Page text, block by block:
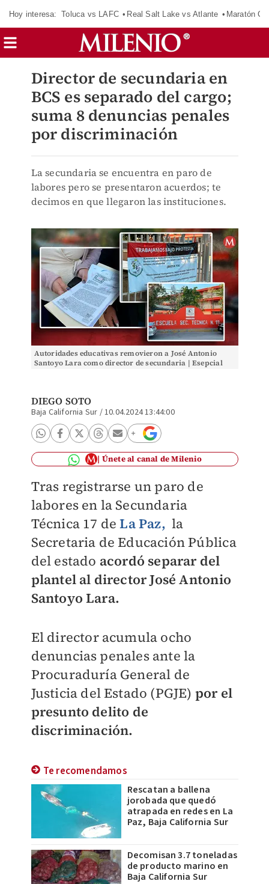
Hoy interesa: Toluca vs LAFC Real Salt Lake vs Atlante Maratón
Director de secundaria en
BCS es separado del cargo;
suma 8 denuncias penales
por discriminación
La secundaria se encuentra en paro de
labores pero se presentaron acuerdos; te
decimos en que llegaron las instituciones.
Autoridades educativas removieron a José Antonio
Santoyo Lara como director de secundaria | Esepcial
DIEGO SOTO
Baja California Sur /10.04.2024 13:44:00
Únete al canal de Milenio
Tras registrarse un paro de
labores en la Secundaria
Técnica 17 deLa Paz, la
Secretaria de Educación Pública
del estado acordó separar del
plantel al director José Antonio
Santoyo Lara.
El director acumula ocho
denuncias penales ante la
Procuraduría General de
Justicia del Estado (PGJE) por el
presunto delito de
discriminación.
Te recomendamos
Rescatan a ballena
jorobada que quedó
atrapada en redes en La
Paz, Baja California Sur
Decomisan 3.7 toneladas
de producto marino en
Baja California Sur